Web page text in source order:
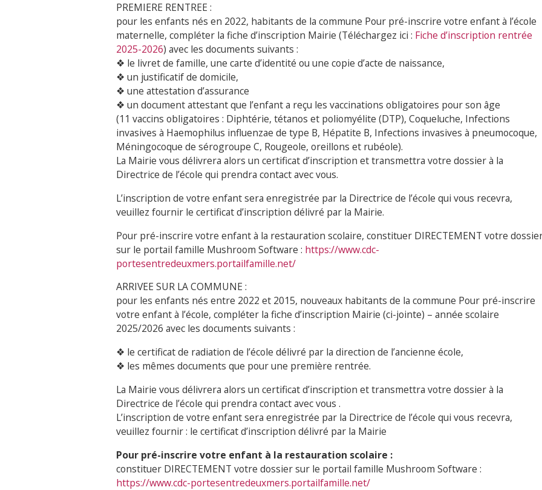
PREMIERE RENTREE :
pour les enfants nés en 2022, habitants de la commune Pour pré-inscrire votre enfant à l’école
maternelle, compléter la fiche d’inscription Mairie (Téléchargez ici : Fiche d’inscription rentrée
2025-2026) avec les documents suivants :
❖ le livret de famille, une carte d’identité ou une copie d’acte de naissance,
❖ un justificatif de domicile,
❖ une attestation d’assurance
❖ un document attestant que l’enfant a reçu les vaccinations obligatoires pour son âge
(11 vaccins obligatoires : Diphtérie, tétanos et poliomyélite (DTP), Coqueluche, Infections
invasives à Haemophilus influenzae de type B, Hépatite B, Infections invasives à pneumocoque,
Méningocoque de sérogroupe C, Rougeole, oreillons et rubéole).
La Mairie vous délivrera alors un certificat d’inscription et transmettra votre dossier à la
Directrice de l’école qui prendra contact avec vous.
L’inscription de votre enfant sera enregistrée par la Directrice de l’école qui vous recevra,
veuillez fournir le certificat d’inscription délivré par la Mairie.
Pour pré-inscrire votre enfant à la restauration scolaire, constituer DIRECTEMENT votre
sur le portail famille Mushroom Software : https://www.cdc-
portesentredeuxmers.portailfamille.net/
ARRIVEE SUR LA COMMUNE :
pour les enfants nés entre 2022 et 2015, nouveaux habitants de la commune Pour pré-inscrire
votre enfant à l’école, compléter la fiche d’inscription Mairie (ci-jointe) – année scolaire
2025/2026 avec les documents suivants :
❖ le certificat de radiation de l’école délivré par la direction de l’ancienne école,
❖ les mêmes documents que pour une première rentrée.
La Mairie vous délivrera alors un certificat d’inscription et transmettra votre dossier à la
Directrice de l’école qui prendra contact avec vous .
L’inscription de votre enfant sera enregistrée par la Directrice de l’école qui vous recevra,
veuillez fournir : le certificat d’inscription délivré par la Mairie
Pour pré-inscrire votre enfant à la restauration scolaire :
constituer DIRECTEMENT votre dossier sur le portail famille Mushroom Software :
https://www.cdc-portesentredeuxmers.portailfamille.net/